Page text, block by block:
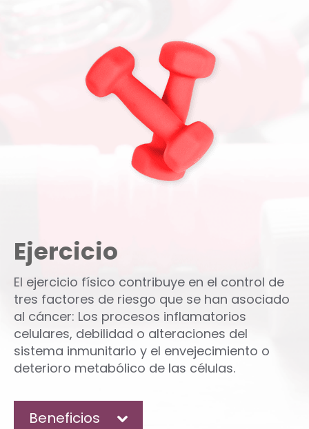
Ejercicio
El ejercicio físico contribuye en el control de
tres factores de riesgo que se han asociado
al cáncer: Los procesos inflamatorios
celulares, debilidad o alteraciones del
sistema inmunitario y el envejecimiento o
deterioro metabólico de las células.
Beneficios